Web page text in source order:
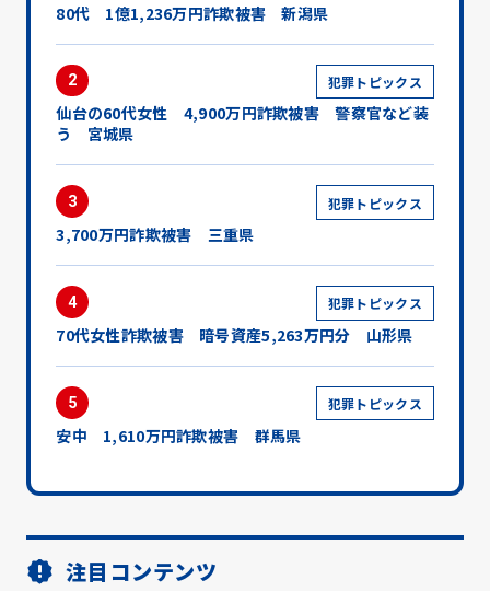
80代 1億1,236万円詐欺被害 新潟県
2 犯罪トピックス
仙台の60代女性 4,900万円詐欺被害 警察官など装
う 宮城県
3 犯罪トピックス
3,700万円詐欺被害 三重県
4 犯罪トピックス
70代女性詐欺被害 暗号資産5,263万円分 山形県
5 犯罪トピックス
安中 1,610万円詐欺被害 群馬県
注目コンテンツ